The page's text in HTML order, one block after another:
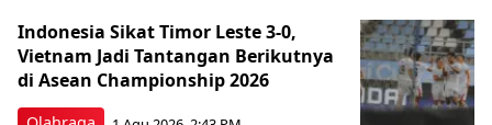
Indonesia Sikat Timor Leste 3-0,
Vietnam Jadi Tantangan Berikutnya
di Asean Championship 2026